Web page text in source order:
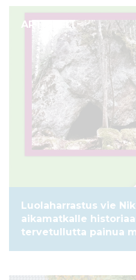
ARTIKKELI
Luolaharrastus vie
aikamatkalle
tervetullutta painua